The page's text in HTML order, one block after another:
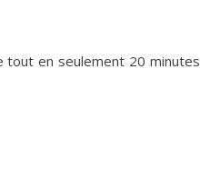
tout en seulement 20 minutes